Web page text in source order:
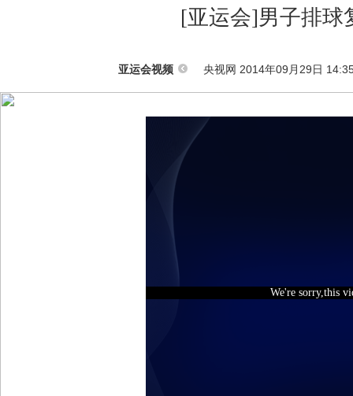
[亚运会]男子排球
亚运会视频 央视网 2014年09月29日
We're sorry,this